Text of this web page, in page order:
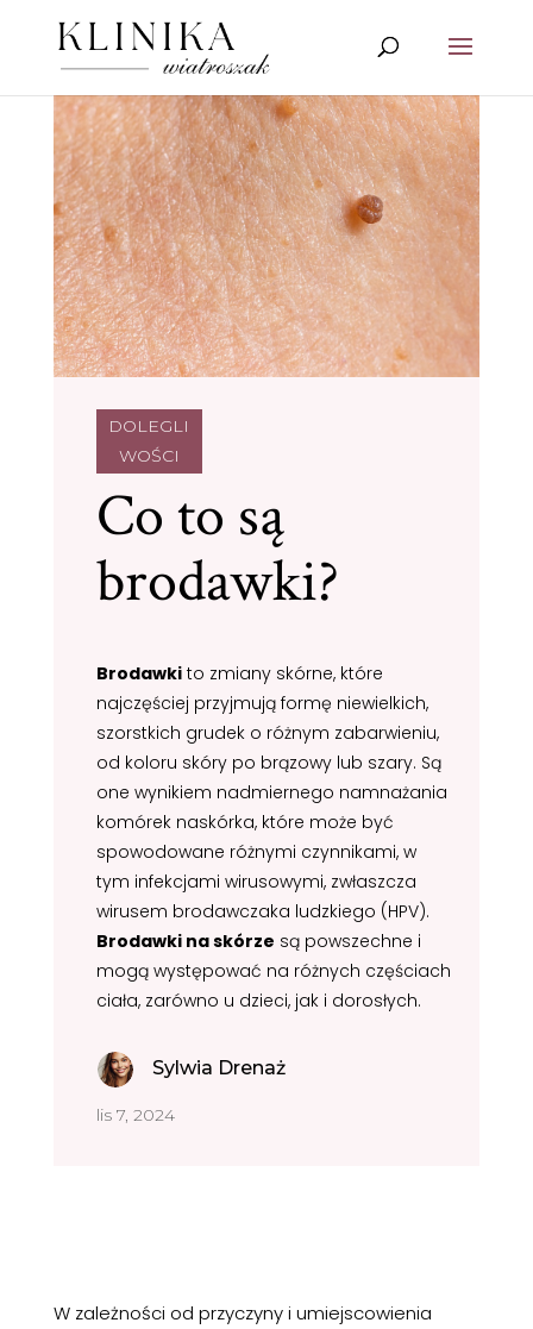
DOLEGLI
WOŚCI
Co to są
brodawki?
Brodawkito zmiany skórne, które
najczęściej przyjmują formę niewielkich,
szorstkich grudek o różnym zabarwieniu,
od koloru skóry po brązowy lub szary. Są
one wynikiem nadmiernego namnażania
komórek naskórka, które może być
spowodowane różnymi czynnikami, w
tym infekcjami wirusowymi, zwłaszcza
wirusem brodawczaka ludzkiego (HPV).
Brodawki na skórze są powszechne i
mogą występować na różnych częściach
ciała, zarówno u dzieci, jak i dorosłych.
Sylwia Drenaż
lis 7, 2024
W zależności od przyczyny i umiejscowienia